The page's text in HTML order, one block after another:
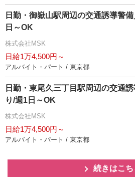
日勤・御嶽山駅周辺の交通誘導警
日～OK
株式会社MSK
日給1万4,500円～
アルバイト・パート / 東京都
日勤・東尾久三丁目駅周辺の交通
り/週1日～OK
株式会社MSK
日給1万4,500円～
アルバイト・パート / 東京都
続きはこち